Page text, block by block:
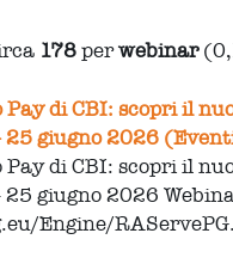
178perwebinar
Pay di CBI: scopri il
25 giugno 2026
Pay di CBI: scopri il
25 giugno 2026
Engine/